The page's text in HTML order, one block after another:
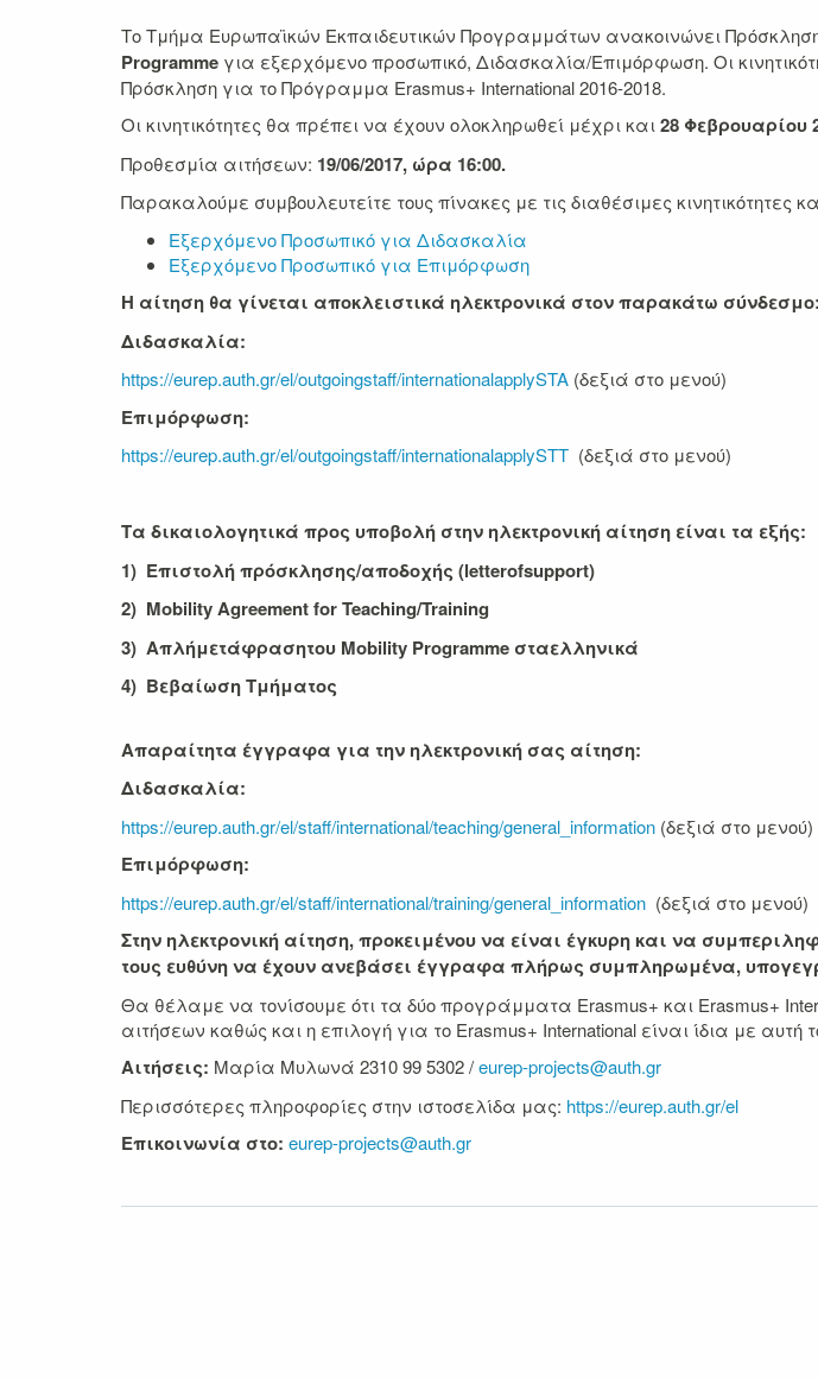
Το Τμήμα Ευρωπαϊκών Εκπαιδευτικών Προγραμμάτων ανακοινώνει Πρόσκληση
Programme για εξερχόμενο προσωπικό, Διδασκαλία/Επιμόρφωση. Οι
Πρόσκληση για το Πρόγραμμα Erasmus+ International 2016-2018.
Οι κινητικότητες θα πρέπει να έχουν ολοκληρωθεί μέχρι και 28 Φεβρουαρίου
Προθεσμία αιτήσεων: 19/06/2017, ώρα 16:00.
Παρακαλούμε συμβουλευτείτε τους πίνακες με τις διαθέσιμες
Εξερχόμενο Προσωπικό για Διδασκαλία
Εξερχόμενο Προσωπικό για Επιμόρφωση
Η αίτηση θα γίνεται αποκλειστικά ηλεκτρονικά στον παρακάτω σύνδεσμο:
Διδασκαλία:
https://eurep.auth.gr/el/outgoingstaff/internationalapplySTA (δεξιά στο μενού)
Επιμόρφωση:
https://eurep.auth.gr/el/outgoingstaff/internationalapplySTT (δεξιά στο μενού)
Τα δικαιολογητικά προς υποβολή στην ηλεκτρονική αίτηση είναι τα εξής:
1) Επιστολή πρόσκλησης/αποδοχής (letterofsupport)
2) Mobility Agreement for Teaching/Training
3) Απλήμετάφρασητου Mobility Programme σταελληνικά
4) Βεβαίωση Τμήματος
Απαραίτητα έγγραφα για την ηλεκτρονική σας αίτηση:
Διδασκαλία:
https://eurep.auth.gr/el/staff/international/teaching/general_information (δεξιά στο μενού)
Επιμόρφωση:
https://eurep.auth.gr/el/staff/international/training/general_information (δεξιά στο μενού)
Στην ηλεκτρονική αίτηση, προκειμένου να είναι έγκυρη και να
τους ευθύνη να έχουν ανεβάσει έγγραφα πλήρως συμπληρωμένα,
Θα θέλαμε να τονίσουμε ότι τα δύο προγράμματα Erasmus+ και Erasmus+
αιτήσεων καθώς και η επιλογή για το Erasmus+ International είναι ίδια με
Αιτήσεις: Μαρία Μυλωνά 2310 99 5302 /eurep-projects@auth.gr
Περισσότερες πληροφορίες στην ιστοσελίδα μας: https://eurep.auth.gr/el
Επικοινωνία στο: eurep-projects@auth.gr